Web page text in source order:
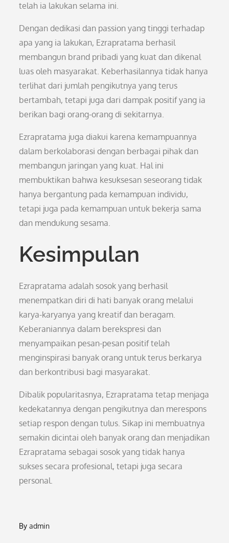
telah ia lakukan selama ini.
Dengan dedikasi dan passion yang tinggi terhadap
apa yang ia lakukan, Ezrapratama berhasil
membangun brand pribadi yang kuat dan dikenal
luas oleh masyarakat. Keberhasilannya tidak hanya
terlihat dari jumlah pengikutnya yang terus
bertambah, tetapi juga dari dampak positif yang ia
berikan bagi orang-orang di sekitarnya.
Ezrapratama juga diakui karena kemampuannya
dalam berkolaborasi dengan berbagai pihak dan
membangun jaringan yang kuat. Hal ini
membuktikan bahwa kesuksesan seseorang tidak
hanya bergantung pada kemampuan individu,
tetapi juga pada kemampuan untuk bekerja sama
dan mendukung sesama.
Kesimpulan
Ezrapratama adalah sosok yang berhasil
menempatkan diri di hati banyak orang melalui
karya-karyanya yang kreatif dan beragam.
Keberaniannya dalam berekspresi dan
menyampaikan pesan-pesan positif telah
menginspirasi banyak orang untuk terus berkarya
dan berkontribusi bagi masyarakat.
Dibalik popularitasnya, Ezrapratama tetap menjaga
kedekatannya dengan pengikutnya dan merespons
setiap respon dengan tulus. Sikap ini membuatnya
semakin dicintai oleh banyak orang dan menjadikan
Ezrapratama sebagai sosok yang tidak hanya
sukses secara profesional, tetapi juga secara
personal.
Byadmin